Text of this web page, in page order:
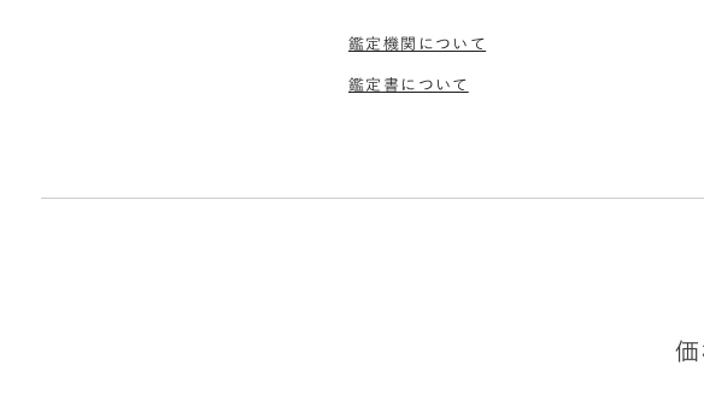
鑑定機関について
鑑定書について